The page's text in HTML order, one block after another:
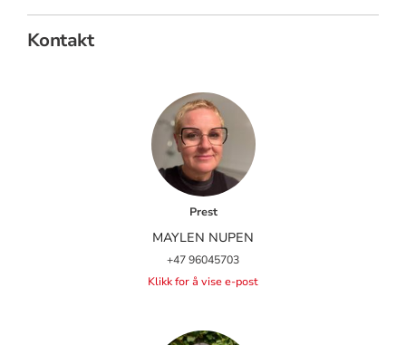
Kontakt
Prest
MAYLEN NUPEN
+47 96045703
Klikk for å vise e-post